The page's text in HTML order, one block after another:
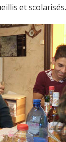
et scolarisés.